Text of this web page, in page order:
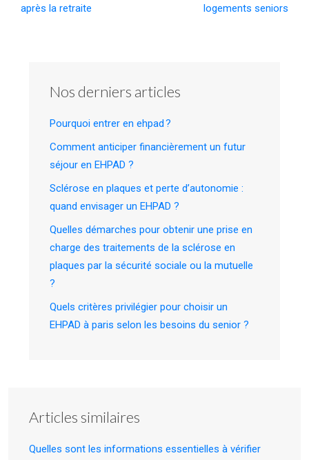
après la retraite
logements seniors
Nos derniers articles
Pourquoi entrer en ehpad ?
Comment anticiper financièrement un futur
séjour en EHPAD ?
Sclérose en plaques et perte d’autonomie :
quand envisager un EHPAD ?
Quelles démarches pour obtenir une prise en
charge des traitements de la sclérose en
plaques par la sécurité sociale ou la mutuelle
?
Quels critères privilégier pour choisir un
EHPAD à paris selon les besoins du senior ?
Articles similaires
Quelles sont les informations essentielles à vérifier